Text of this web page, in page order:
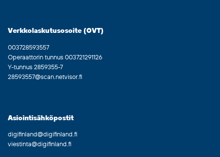
Verkkolaskutusosoite (OVT)
003728593557
Operaattorin tunnus 003721291126
Y-tunnus 2859355-7
28593557@scan.netvisor.fi
Asiointisähköpostit
digifinland@digifinland.fi
viestinta@digifinland.fi